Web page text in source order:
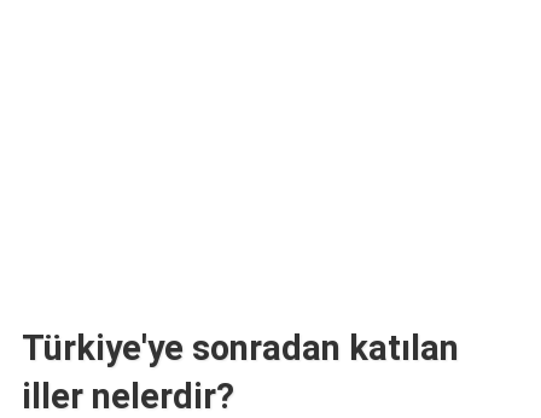
Türkiye'ye sonradan katılan
iller nelerdir?